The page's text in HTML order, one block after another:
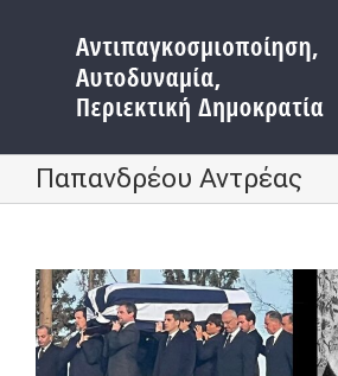
περιεχόμενο
Παπανδρέου Αντρέας